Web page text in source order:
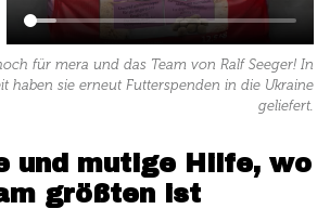
für mera und das Team von Ralf Seeger! In
haben sie erneut Futterspenden in die Ukraine
geliefert.
und mutige Hilfe, wo
größten ist